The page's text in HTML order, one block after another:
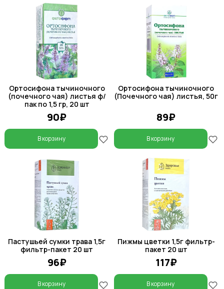
Ортосифона тычиночного
(почечного чая) листья ф/
пак по 1,5 гр, 20 шт
90₽
В корзину
Ортосифона тычиночного
(Почечного чая) листья, 50г
89₽
В корзину
Пастушьей сумки трава 1,5г
фильтр-пакет 20 шт
96₽
В корзину
Пижмы цветки 1,5г фильтр-
пакет 20 шт
117₽
В корзину